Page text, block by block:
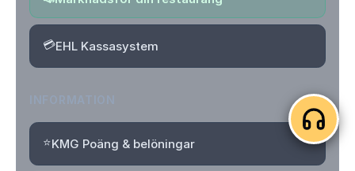
💳EHL Kassasystem
⭐KMG Poäng & belöningar